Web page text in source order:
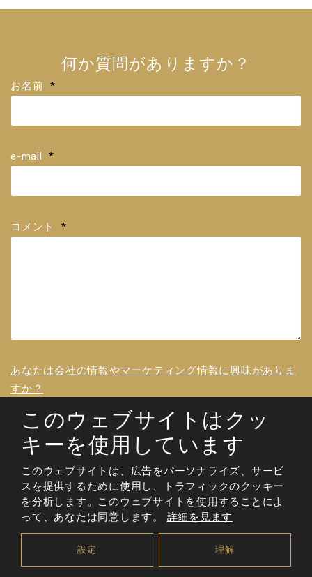
何か質問がありますか？
お名前 *
e-mail *
コメント *
あなたは会社の情報やマーケティング情報に興味がありま
すか？
私は定期的に情報を得たいと思っています。
お客様の個人情報は完全に安全です。 私たちがどのように
個人データを扱うかを見てみましょう。.
＊マークのある欄は記入必須事項
送信
このウェブサイトはクッ
キーを使用しています
このウェブサイトは、広告をパーソナライズ、サービ
スを提供するために使用し、トラフィックのクッキー
を分析します。このウェブサイトを使用することによ
って、あなたは同意します。 詳細を見ます
設定 理解